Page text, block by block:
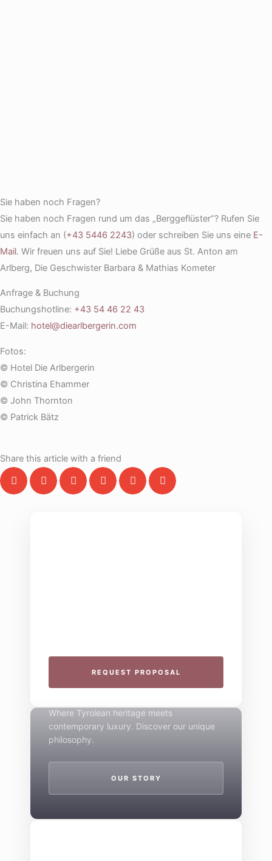
Sie haben noch Fragen?
Sie haben noch Fragen rund um das „Berggeflüster“? Rufen Sie
uns einfach an (+43 5446 2243) oder schreiben Sie uns eine E-
Mail. Wir freuen uns auf Sie! Liebe Grüße aus St. Anton am
Arlberg, Die Geschwister Barbara & Mathias Kometer
Anfrage & Buchung
Buchungshotline: +43 54 46 22 43
E-Mail: hotel@diearlbergerin.com
Fotos:
© Hotel Die Arlbergerin
© Christina Ehammer
© John Thornton
© Patrick Bätz
Share this article with a friend
REQUEST PROPOSAL
Mountain Boutique
Where Tyrolean heritage meets
contemporary luxury. Discover our unique
philosophy.
OUR STORY